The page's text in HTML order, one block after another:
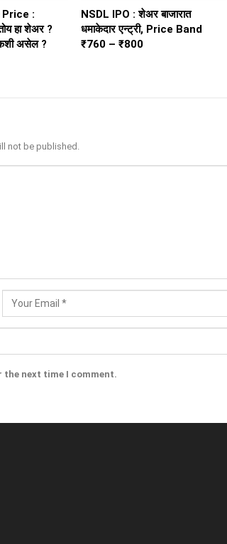
:
हा शेअर ?
कशी असेल ?
NSDL IPO : शेअर बाजारात
धमाकेदार एन्ट्री, Price Band
₹760 – ₹800
not be published.
the next time I comment.